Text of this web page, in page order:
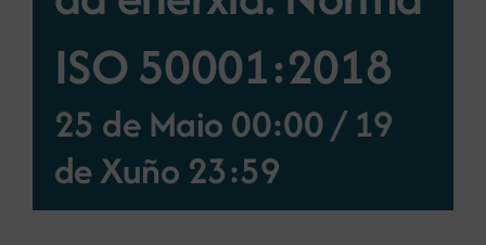
Novas
Portal de emprego
Contacto
ISO 50001:2018
25 de Maio 00:00/19
de Xuño 23:59